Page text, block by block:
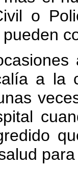
o
a la